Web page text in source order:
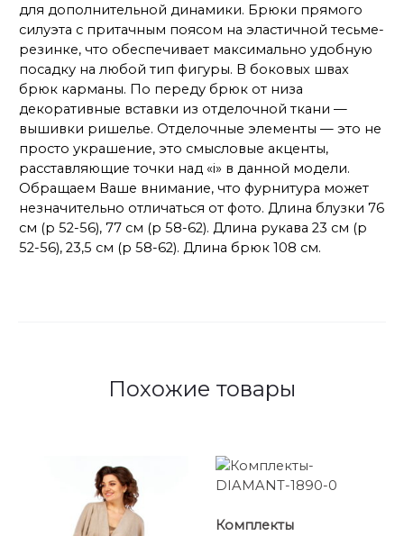
для дополнительной динамики. Брюки прямого
силуэта с притачным поясом на эластичной тесьме-
резинке, что обеспечивает максимально удобную
посадку на любой тип фигуры. В боковых швах
брюк карманы. По переду брюк от низа
декоративные вставки из отделочной ткани —
вышивки ришелье. Отделочные элементы — это не
просто украшение, это смысловые акценты,
расставляющие точки над «i» в данной модели.
Обращаем Ваше внимание, что фурнитура может
незначительно отличаться от фото. Длина блузки 76
см (р 52-56), 77 см (р 58-62). Длина рукава 23 см (р
52-56), 23,5 см (р 58-62). Длина брюк 108 см.
Похожие товары
Комплекты